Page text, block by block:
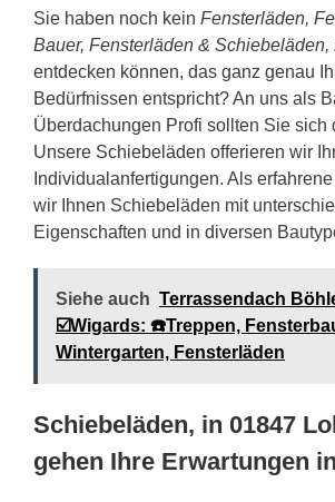
Sie haben noch kein Fensterläden,
Bauer, Fensterläden &
entdecken können, das ganz genau
Bedürfnissen entspricht? An uns als
Überdachungen Profi sollten Sie sich
Unsere Schiebeläden offerieren wir
Individualanfertigungen. Als
wir Ihnen Schiebeläden mit
Eigenschaften und in diversen
Siehe auch Terrassendach
☑️Wigards: ☎️Treppen,
Wintergarten, Fensterläden
Schiebeläden, in 01847
gehen Ihre Erwartungen